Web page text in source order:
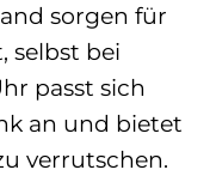
sorgen für
selbst bei
passt sich
an und bietet
verrutschen.